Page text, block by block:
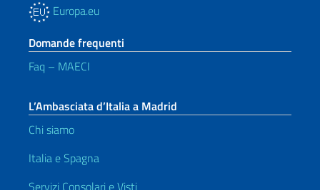
Europa.eu
Domande frequenti
Faq – MAECI
L’Ambasciata d’Italia a Madrid
Chi siamo
Italia e Spagna
Servizi Consolari e Visti